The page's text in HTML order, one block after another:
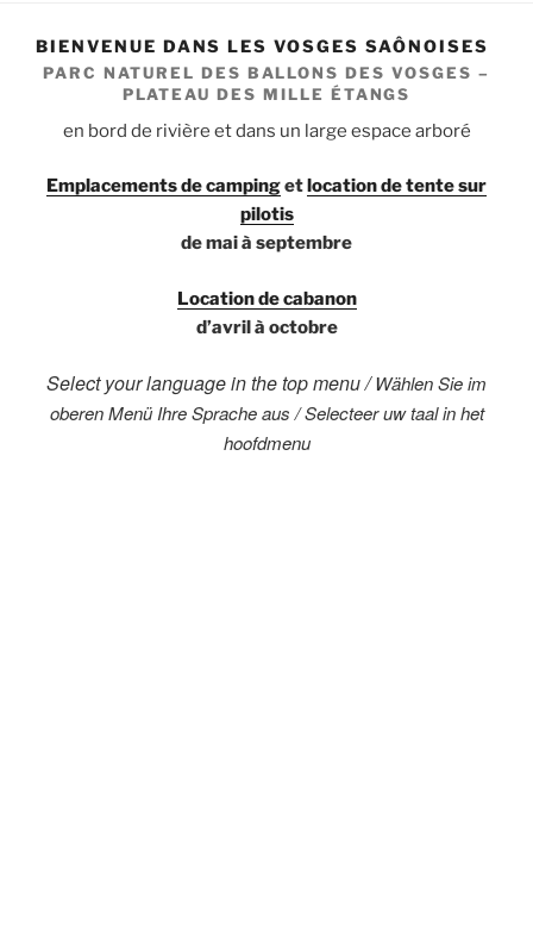
BIENVENUE DANS LES VOSGES SAÔNOISES
PARC NATUREL DES BALLONS DES VOSGES –
PLATEAU DES MILLE ÉTANGS
en bord de rivière et dans un large espace arboré
Emplacements de campingetlocation de tente sur
pilotis
de mai à septembre
Location de cabanon
d’avril à octobre
Select your language in the top menu /Wählen Sie im
oberen Menü Ihre Sprache aus /Selecteer uw taal in het
hoofdmenu